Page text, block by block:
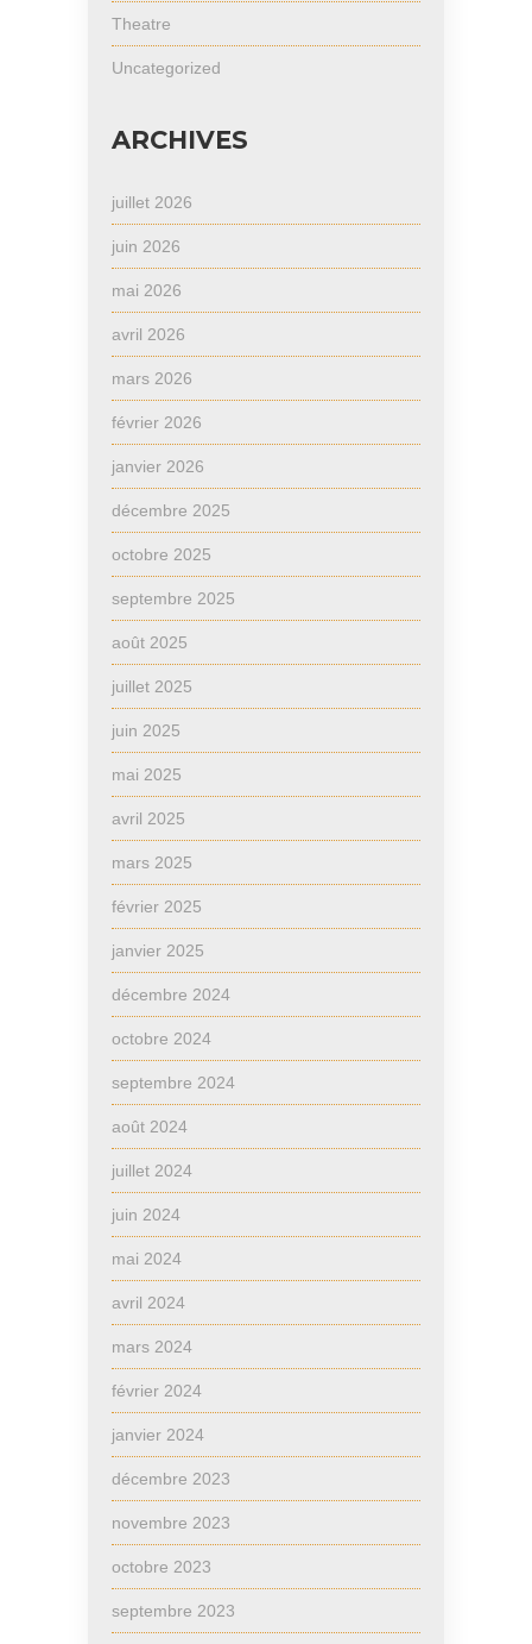
Theatre
Uncategorized
ARCHIVES
juillet 2026
juin 2026
mai 2026
avril 2026
mars 2026
février 2026
janvier 2026
décembre 2025
octobre 2025
septembre 2025
août 2025
juillet 2025
juin 2025
mai 2025
avril 2025
mars 2025
février 2025
janvier 2025
décembre 2024
octobre 2024
septembre 2024
août 2024
juillet 2024
juin 2024
mai 2024
avril 2024
mars 2024
février 2024
janvier 2024
décembre 2023
novembre 2023
octobre 2023
septembre 2023